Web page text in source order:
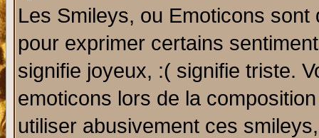
Les Smileys, ou Emoticons
pour exprimer certains
signifie joyeux, :( signifie triste.
emoticons lors de la
utiliser abusivement ces